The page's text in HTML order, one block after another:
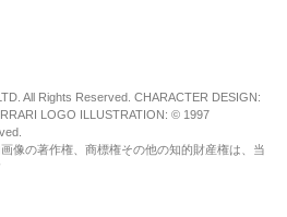
All Rights Reserved. CHARACTER DESIGN:
LOGO ILLUSTRATION: © 1997
像の著作権、商標権その他の知的財産権は、当